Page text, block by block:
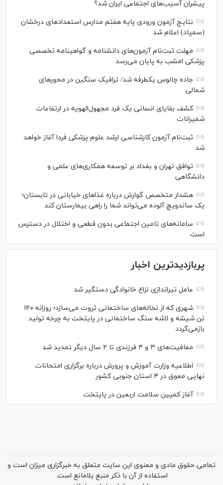
پیشران آسیب‌های اجتماعی ایران شد؟
نتایج آزمون ورودی پایه هفتم مدارس استعدادهای درخشان
(سمپاد) اعلام شد
مهلت ثبت‌نام آزمون‌های دانشنامه و گواهینامه تخصصی
پزشکی امشب به پایان می‌رسد
جاده چالوس یکطرفه شد/ ترافیک سنگین در محورهای
شمالی
کشف بقایای انسانی یک فرد مجهول‌الهویه در ارتفاعات
شمیرانات
ثبت‌نام آزمون کارشناسی ارشد علوم پزشکی فردا آغاز خواهد
شد
توافق تهران و بغداد بر توسعه همکاری‌های علمی و
دانشگاهی
هشدار متخصص گوارش درباره غذا‌های خیابانی در تابستان؛
یک ساندویچ آلوده می‌تواند شما را راهی بیمارستان کند
سامانه‌های تامین اجتماعی بدون قطعی و اختلال در دسترس
است
پربازدیدترین اخبار
عامل تیراندازی نزاع خانوادگی دستگیر شد
شهری که از نخاله‌های ساختمانی ثروت می‌سازد؛ روزانه ۱۲۰
تن شیشه و لاشه سنگ ساختمانی در پایتخت به چرخه تولید
بازمی‌گردد
معافیت‌های ۳ و ۴ فرزندی تا ۲ سال دیگر تمدید شد
اطلاعیه وزارت آموزش و پرورش درباره برگزاری امتحانات
نهایی معوق در ۴ استان جنوبی کشور
آغاز کمپین سلامت اربعین در پایتخت
تمامی حقوق مادی و معنوی این سایت متعلق به خبرگزاری میزان است و
استفاده از آن با ذکر منبع بلامانع است.